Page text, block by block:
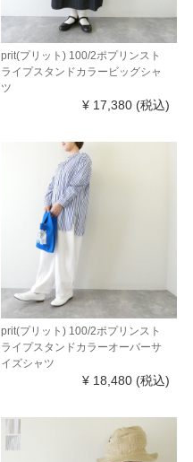
prit(プリット) 100/2ポプリンスト
ライプスタンドカラービッグシャ
ツ
¥ 17,380 (税込)
prit(プリット) 100/2ポプリンスト
ライプスタンドカラーオーバーサ
イズシャツ
¥ 18,480 (税込)